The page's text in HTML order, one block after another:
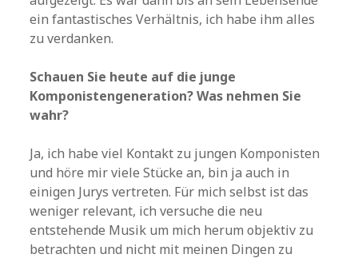
ein fantastisches Verhältnis, ich habe ihm alles
zu verdanken.
Schauen Sie heute auf die junge
Komponistengeneration? Was nehmen Sie
wahr?
Ja, ich habe viel Kontakt zu jungen Komponisten
und höre mir viele Stücke an, bin ja auch in
einigen Jurys vertreten. Für mich selbst ist das
weniger relevant, ich versuche die neu
entstehende Musik um mich herum objektiv zu
betrachten und nicht mit meinen Dingen zu